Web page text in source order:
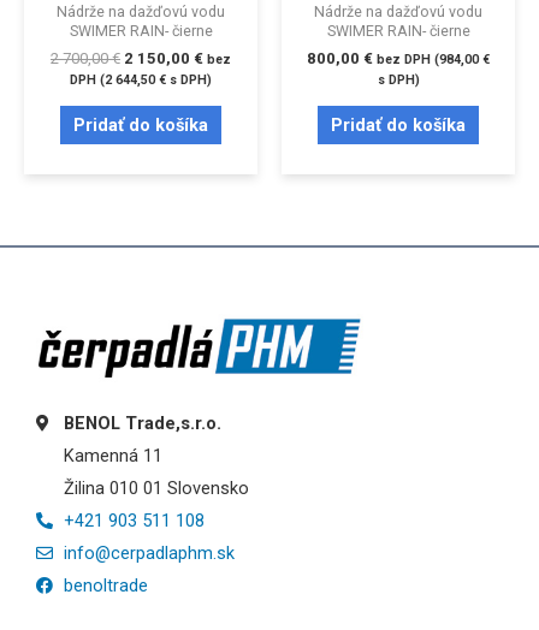
Nádrže na dažďovú vodu
SWIMER RAIN- čierne
2 700,00€ 2 150,00 € bez
DPH (2 644,50€ s DPH)
Pridať do košíka
Nádrže na dažďovú vodu
SWIMER RAIN- čierne
800,00 € bez DPH (984,00€
s DPH)
Pridať do košíka
BENOL Trade,s.r.o.
Kamenná 11
Žilina 010 01 Slovensko
+421 903 511 108
info@cerpadlaphm.sk
benoltrade